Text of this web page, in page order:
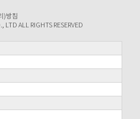
)방침
ALL RIGHTS RESERVED